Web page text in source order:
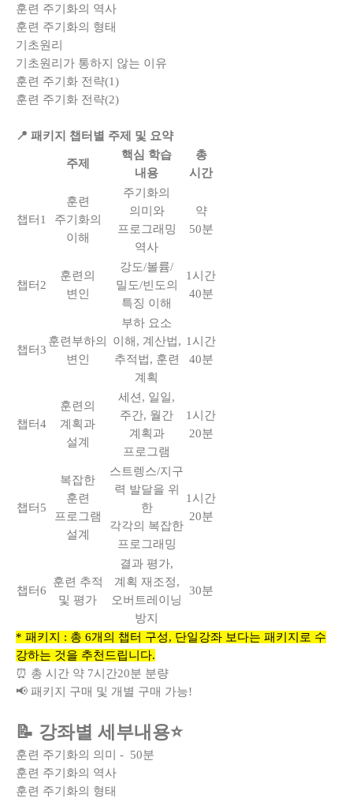
훈련 주기화의 역사
훈련 주기화의 형태
기초원리
기초원리가 통하지 않는 이유
훈련 주기화 전략(1)
훈련 주기화 전략(2)
📍 패키지 챕터별 주제 및 요약
주제
핵심 학습
내용
총
시간
챕터1
훈련
주기화의
이해
주기화의
의미와
프로그래밍
역사
약
50분
챕터2
훈련의
변인
강도/볼륨/
밀도/빈도의
특징 이해
1시간
40분
챕터3
훈련부하의
변인
부하 요소
이해, 계산법,
추적법, 훈련
계획
1시간
40분
챕터4
훈련의
계획과
설계
세션, 일일,
주간, 월간
계획과
프로그램
1시간
20분
챕터5
복잡한
훈련
프로그램
설계
스트렝스/지구
력 발달을 위
한
각각의 복잡한
프로그래밍
1시간
20분
챕터6
훈련 추적
및 평가
결과 평가,
계획 재조정,
오버트레이닝
방지
30분
* 패키지 : 총 6개의 챕터 구성, 단일강좌 보다는 패키지로 수
강하는 것을 추천드립니다.
⏰ 총 시간 약 7시간20분 분량
📢 패키지 구매 및 개별 구매 가능!
📝 강좌별 세부내용⭐
훈련 주기화의 의미 - 50분
훈련 주기화의 역사
훈련 주기화의 형태